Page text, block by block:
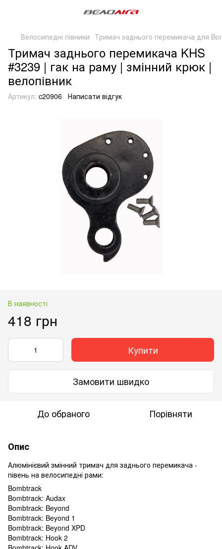
Велосипедні півники Тримач заднього перемикача для
Тримач заднього перемикача KHS
#3239 | гак на раму | змінний крюк |
велопівник
Артикул: c20906 Написати відгук
В наявності
418 грн
Купити
Замовити швидко
До обраного Порівняти
Опис
Алюмінієвий змінний тримач для заднього перемикача -
півень на велосипедні рами:
Bombtrack
Bombtrack: Audax
Bombtrack: Beyond
Bombtrack: Beyond 1
Bombtrack: Beyond XPD
Bombtrack: Hook 2